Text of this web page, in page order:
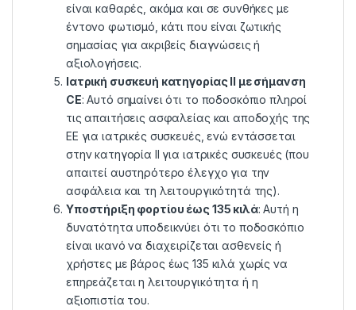
είναι καθαρές, ακόμα και σε συνθήκες με
έντονο φωτισμό, κάτι που είναι ζωτικής
σημασίας για ακριβείς διαγνώσεις ή
αξιολογήσεις.
Ιατρική συσκευή κατηγορίας II με σήμανση
CE: Αυτό σημαίνει ότι το ποδοσκόπιο πληροί
τις απαιτήσεις ασφαλείας και αποδοχής της
ΕΕ για ιατρικές συσκευές, ενώ εντάσσεται
στην κατηγορία ΙΙ για ιατρικές συσκευές (που
απαιτεί αυστηρότερο έλεγχο για την
ασφάλεια και τη λειτουργικότητά της).
Υποστήριξη φορτίου έως 135 κιλά: Αυτή η
δυνατότητα υποδεικνύει ότι το ποδοσκόπιο
είναι ικανό να διαχειρίζεται ασθενείς ή
χρήστες με βάρος έως 135 κιλά χωρίς να
επηρεάζεται η λειτουργικότητα ή η
αξιοπιστία του.